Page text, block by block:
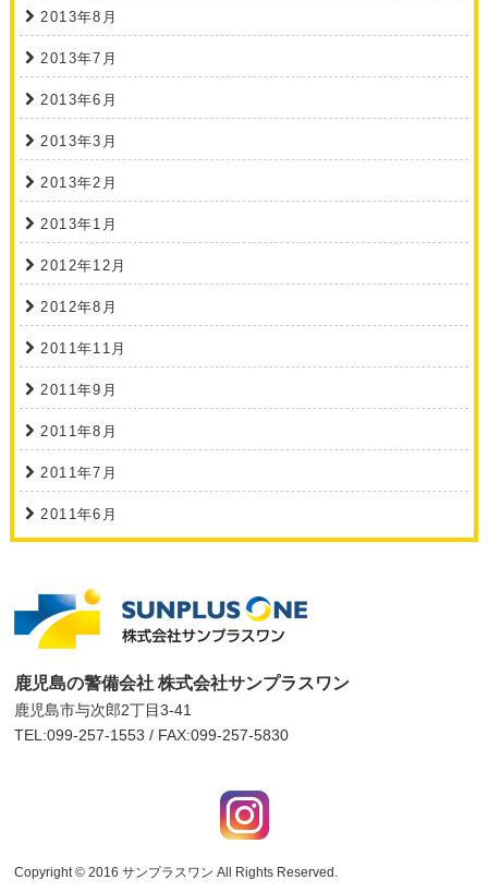
2013年8月
2013年7月
2013年6月
2013年3月
2013年2月
2013年1月
2012年12月
2012年8月
2011年11月
2011年9月
2011年8月
2011年7月
2011年6月
鹿児島の警備会社 株式会社サンプラスワン
鹿児島市与次郎2丁目3-41
TEL:099-257-1553 / FAX:099-257-5830
Copyright © 2016サンプラスワン All Rights Reserved.